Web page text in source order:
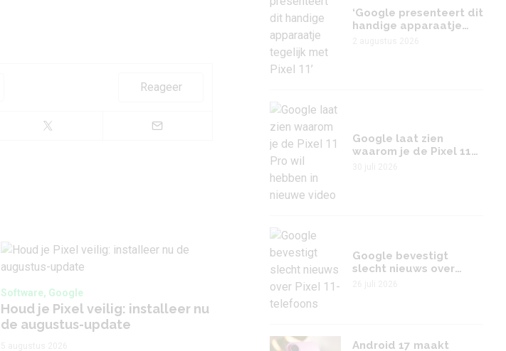
Reageer
Software, Google
Houd je Pixel veilig: installeer nu
de augustus-update
‘Google presenteert dit
handige apparaatje
Google laat zien
waarom je de Pixel 11
Google bevestigt
slecht nieuws over
Android 17 maakt